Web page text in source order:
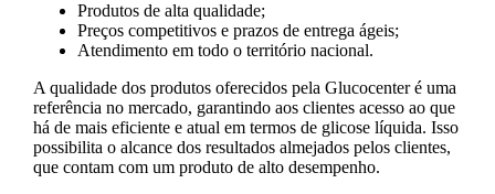
Produtos de alta qualidade;
Preços competitivos e prazos de entrega ágeis;
Atendimento em todo o território nacional.
A qualidade dos produtos oferecidos pela Glucocenter é uma
referência no mercado, garantindo aos clientes acesso ao que
há de mais eficiente e atual em termos de glicose líquida. Isso
possibilita o alcance dos resultados almejados pelos clientes,
que contam com um produto de alto desempenho.